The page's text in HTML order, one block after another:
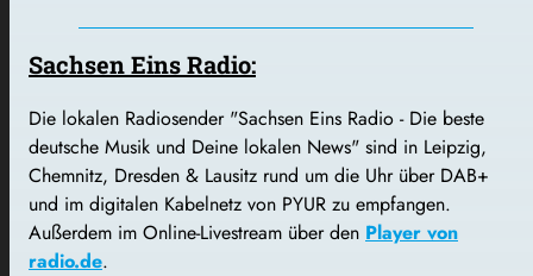
Sachsen Eins Radio:
Die lokalen Radiosender "Sachsen Eins Radio - Die beste
deutsche Musik und Deine lokalen News" sind in Leipzig,
Chemnitz, Dresden & Lausitz rund um die Uhr über DAB+
und im digitalen Kabelnetz von PYUR zu empfangen.
Außerdem im Online-Livestream über den Player von
radio.de.